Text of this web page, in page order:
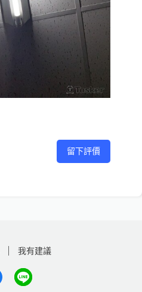
留下評價
我有建議